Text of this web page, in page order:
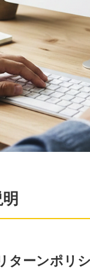
ターンポリ